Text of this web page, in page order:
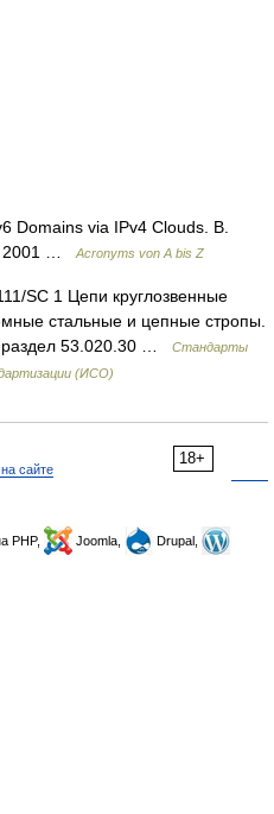
Domains via IPv4 Clouds. B.
2001 …
Acronyms von A bis Z
SC 1 Цепи круглозвенные
стальные и цепные стропы.
раздел 53.020.30 …
Стандарты
(ИСО)
18+
сайте
PHP, Joomla,
Drupal,